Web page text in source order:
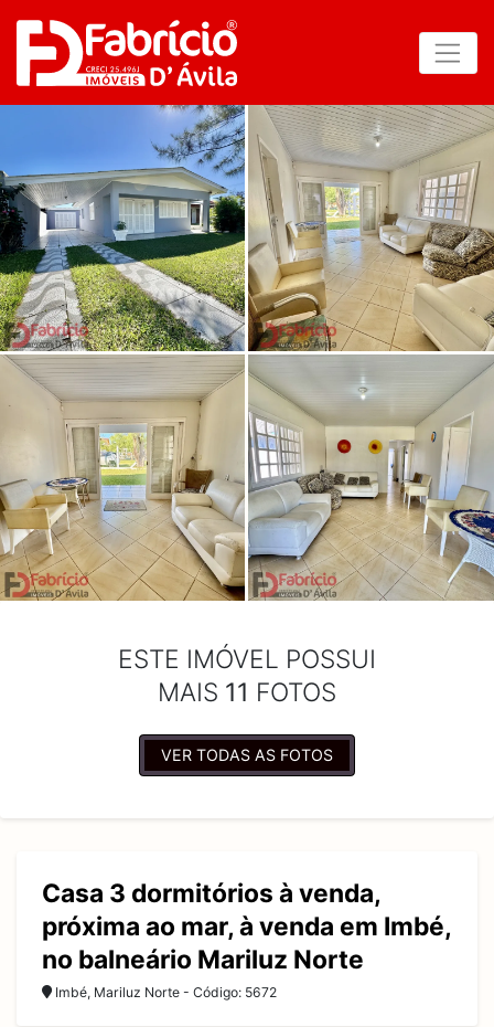
ESTE IMÓVEL POSSUI
MAIS 11 FOTOS
VER TODAS AS FOTOS
Casa 3 dormitórios à venda,
próxima ao mar, à venda em Imbé,
no balneário Mariluz Norte
Imbé, Mariluz Norte - Código: 5672